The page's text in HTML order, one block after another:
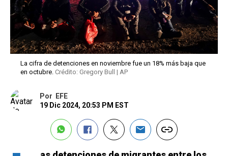
La cifra de detenciones en noviembre fue un 18% más baja que
en octubre. Crédito: Gregory Bull | AP
Por
EFE
19 Dic 2024, 20:53 PM EST